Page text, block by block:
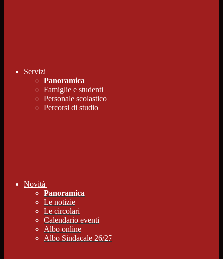
Servizi
Panoramica
Famiglie e studenti
Personale scolastico
Percorsi di studio
Novità
Panoramica
Le notizie
Le circolari
Calendario eventi
Albo online
Albo Sindacale 26/27